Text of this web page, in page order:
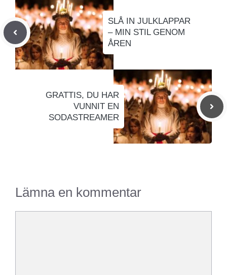
SLÅ IN JULKLAPPAR
– MIN STIL GENOM
ÅREN
GRATTIS, DU HAR
VUNNIT EN
SODASTREAMER
Lämna en kommentar